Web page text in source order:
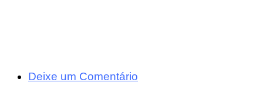
Deixe um Comentário